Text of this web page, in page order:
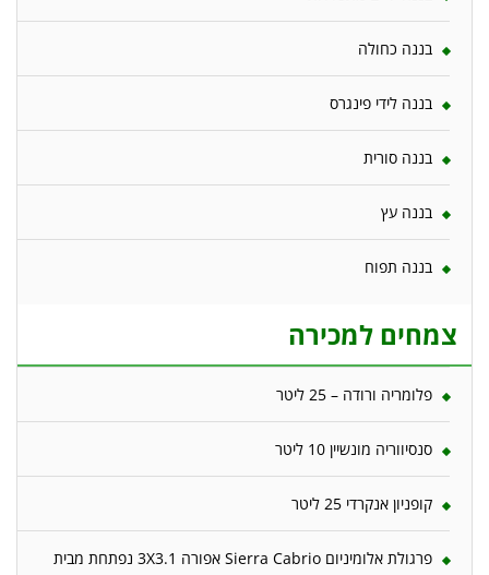
בננה כחולה
בננה לידי פינגרס
בננה סורית
בננה עץ
בננה תפוח
צמחים למכירה
פלומריה ורודה – 25 ליטר
סנסיווריה מונשיין 10 ליטר
קופניון אנקרדי 25 ליטר
פרגולת אלומיניום Sierra Cabrio אפורה 3X3.1 נפתחת מבית